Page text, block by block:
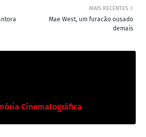
MAIS RECENTES
Mae West, um furacão ousado
demais
Cinematográfica